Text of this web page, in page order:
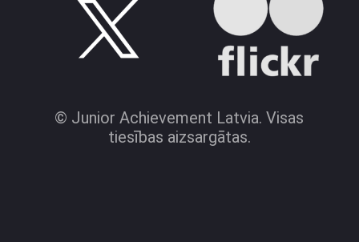
© Junior Achievement Latvia. Visas
tiesības aizsargātas.